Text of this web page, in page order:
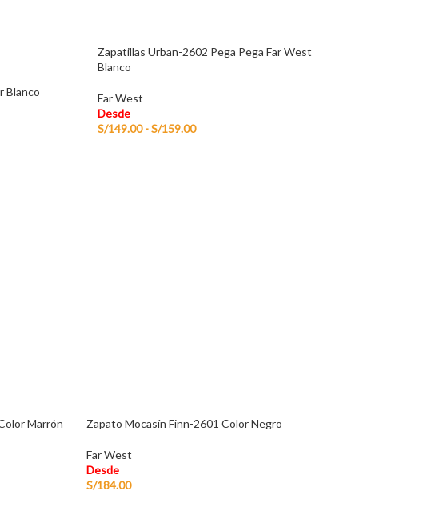
Blanco
Zapatillas Urban-2602 Pega Pega Far West
Blanco
Far West
Desde
S/149.00 - S/159.00
Marrón Zapato Mocasín Finn-2601 Color Negro
Far West
Desde
S/184.00